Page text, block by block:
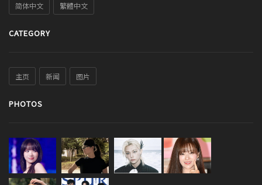
简体中文 繁體中文
CATEGORY
主页 新闻 图片
PHOTOS